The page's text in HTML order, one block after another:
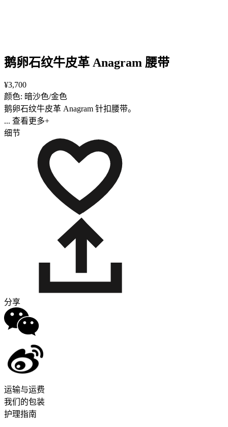
鹅卵石纹牛皮革 Anagram 腰带
¥3,700
颜色: 暗沙色/金色
鹅卵石纹牛皮革 Anagram 针扣腰带。
... 查看更多+
细节
分享
运输与运费
我们的包装
护理指南